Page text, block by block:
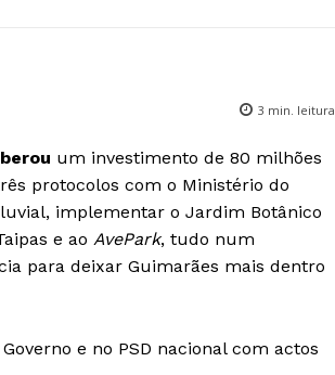
3 min. leitura
um investimento de 80 milhões
protocolos com o Ministério do
implementar o Jardim Botânico
e ao AvePark, tudo num
para deixar Guimarães mais dentro
e no PSD nacional com actos